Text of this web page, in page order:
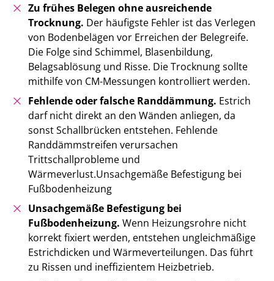
Zu frühes Belegen ohne ausreichende
Trocknung. Der häufigste Fehler ist das Verlegen
von Bodenbelägen vor Erreichen der Belegreife.
Die Folge sind Schimmel, Blasenbildung,
Belagsablösung und Risse. Die Trocknung sollte
mithilfe von CM-Messungen kontrolliert werden.
Fehlende oder falsche Randdämmung. Estrich
darf nicht direkt an den Wänden anliegen, da
sonst Schallbrücken entstehen. Fehlende
Randdämmstreifen verursachen
Trittschallprobleme und
Wärmeverlust.Unsachgemäße Befestigung bei
Fußbodenheizung
Unsachgemäße Befestigung bei
Fußbodenheizung. Wenn Heizungsrohre nicht
korrekt fixiert werden, entstehen ungleichmäßige
Estrichdicken und Wärmeverteilungen. Das führt
zu Rissen und ineffizientem Heizbetrieb.